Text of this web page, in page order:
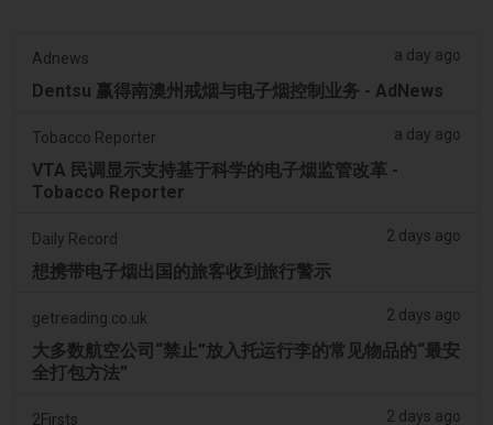
Adnews a day ago
Dentsu 赢得南澳州戒烟与电子烟控制业务 - AdNews
Tobacco Reporter a day ago
VTA 民调显示支持基于科学的电子烟监管改革 -
Tobacco Reporter
Daily Record 2 days ago
想携带电子烟出国的旅客收到旅行警示
getreading.co.uk 2 days ago
大多数航空公司“禁止”放入托运行李的常见物品的“最安
全打包方法”
2Firsts 2 days ago